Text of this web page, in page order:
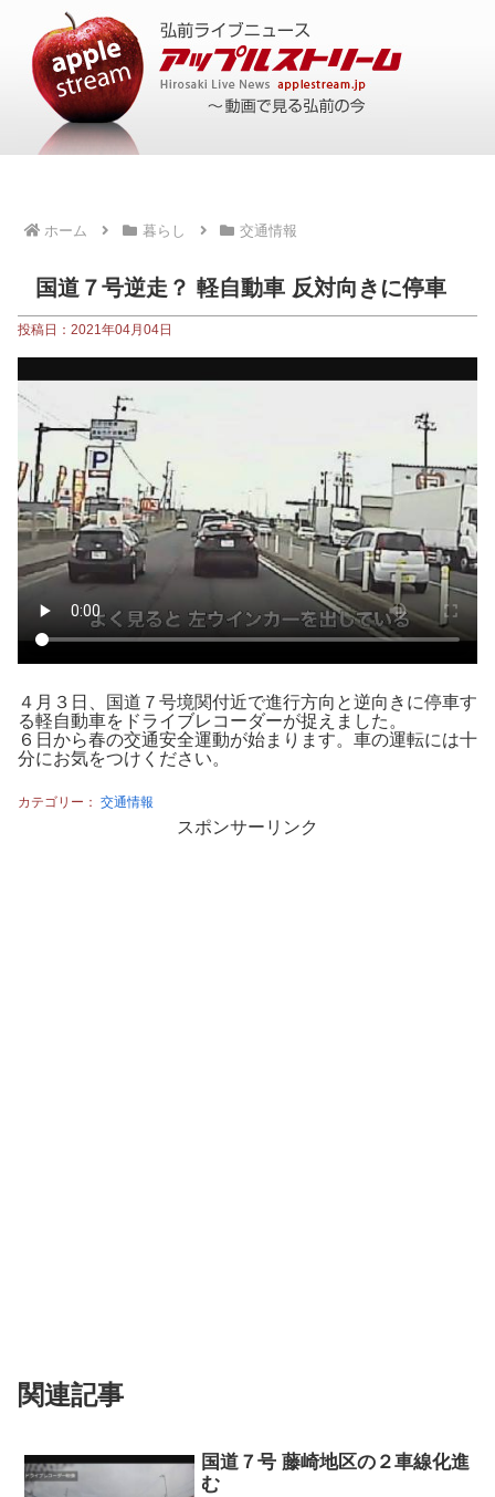
ホーム 暮らし 交通情報
国道７号逆走？ 軽自動車 反対向きに停車
投稿日：2021年04月04日
４月３日、国道７号境関付近で進行方向と逆向きに停車す
る軽自動車をドライブレコーダーが捉えました。
６日から春の交通安全運動が始まります。車の運転には十
分にお気をつけください。
カテゴリー： 交通情報
スポンサーリンク
関連記事
国道７号 藤崎地区の２車線化進
む